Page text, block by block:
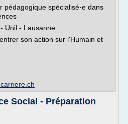
pédagogique spécialisé·e dans
Unil - Lausanne
son action sur l'Humain et
Social - Préparation